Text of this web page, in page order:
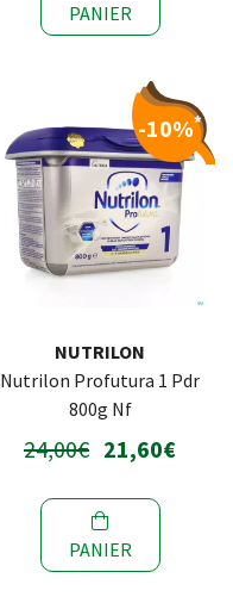
PANIER
-10%*
NUTRILON
Nutrilon Profutura 1 Pdr
800g Nf
24,00€ 21,60€
PANIER